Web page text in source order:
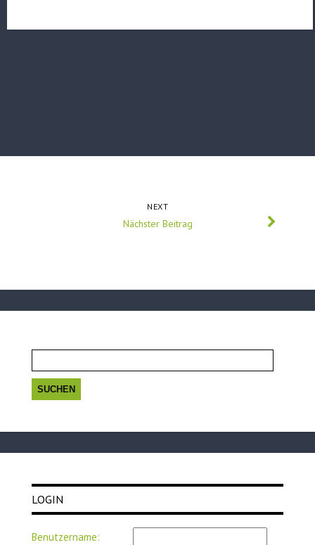
NEXT
Nächster Beitrag
nach:
LOGIN
Benutzername: